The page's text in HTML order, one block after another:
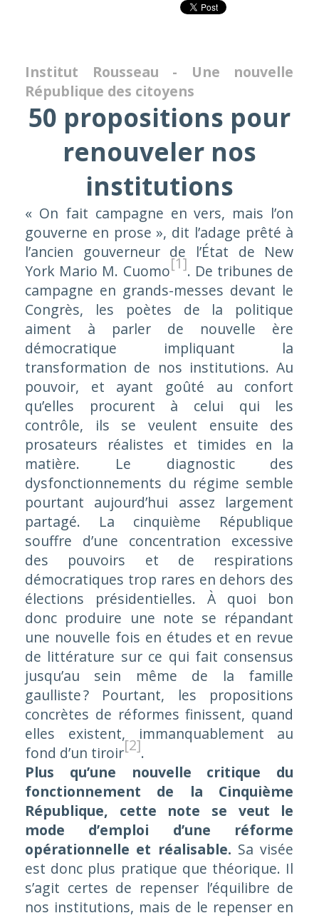
Institut Rousseau - Une nouvelle
République des citoyens
50 propositions pour
renouveler nos
institutions
« On fait campagne en vers, mais l’on
gouverne en prose », dit l’adage prêté à
l’ancien gouverneur de l’État de New
York Mario M. Cuomo[1]. De tribunes de
campagne en grands-messes devant le
Congrès, les poètes de la politique
aiment à parler de nouvelle ère
démocratique impliquant la
transformation de nos institutions. Au
pouvoir, et ayant goûté au confort
qu’elles procurent à celui qui les
contrôle, ils se veulent ensuite des
prosateurs réalistes et timides en la
matière. Le diagnostic des
dysfonctionnements du régime semble
pourtant aujourd’hui assez largement
partagé. La cinquième République
souffre d’une concentration excessive
des pouvoirs et de respirations
démocratiques trop rares en dehors des
élections présidentielles. À quoi bon
donc produire une note se répandant
une nouvelle fois en études et en revue
de littérature sur ce qui fait consensus
jusqu’au sein même de la famille
gaulliste ? Pourtant, les propositions
concrètes de réformes finissent, quand
elles existent, immanquablement au
fond d’un tiroir[2].
Plus qu’une nouvelle critique du
fonctionnement de la Cinquième
République, cette note se veut le
mode d’emploi d’une réforme
opérationnelle et réalisable. Sa visée
est donc plus pratique que théorique. Il
s’agit certes de repenser l’équilibre de
nos institutions, mais de le repenser en